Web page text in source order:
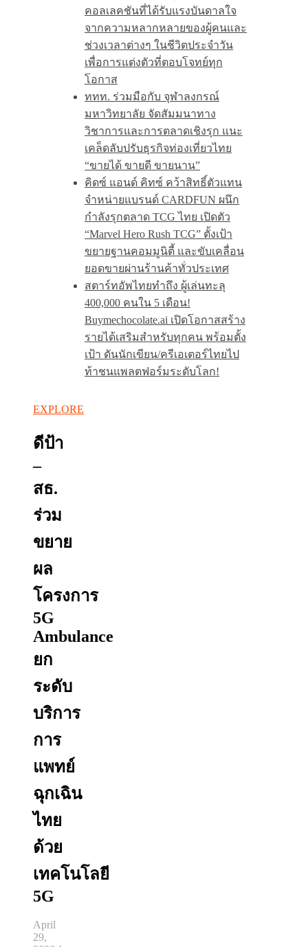
คอลเลคชันที่ได้รับแรงบันดาลใจ
จากความหลากหลายของผู้คนและ
ช่วงเวลาต่างๆ ในชีวิตประจำวัน
เพื่อการแต่งตัวที่ตอบโจทย์ทุก
โอกาส
ททท. ร่วมมือกับ จุฬาลงกรณ์
มหาวิทยาลัย จัดสัมมนาทาง
วิชาการและการตลาดเชิงรุก แนะ
เคล็ดลับปรับธุรกิจท่องเที่ยวไทย
“ขายได้ ขายดี ขายนาน”
คิดซ์ แอนด์ คิทซ์ คว้าสิทธิ์ตัวแทน
จำหน่ายแบรนด์ CARDFUN ผนึก
กำลังรุกตลาด TCG ไทย เปิดตัว
“Marvel Hero Rush TCG” ตั้งเป้า
ขยายฐานคอมมูนิตี้ และขับเคลื่อน
ยอดขายผ่านร้านค้าทั่วประเทศ
สตาร์ทอัพไทยทำถึง ผู้เล่นทะลุ
400,000 คนใน 5 เดือน!
Buymechocolate.ai เปิดโอกาสสร้าง
รายได้เสริมสำหรับทุกคน พร้อมตั้ง
เป้า ดันนักเขียน/ครีเอเตอร์ไทยไป
ท้าชนแพลตฟอร์มระดับโลก!
EXPLORE
ดีป้า
–
สธ.
ร่วม
ขยาย
ผล
โครงการ
5G
Ambulance
ยก
ระดับ
บริการ
การ
แพทย์
ฉุกเฉิน
ไทย
ด้วย
เทคโนโลยี
5G
April
29,